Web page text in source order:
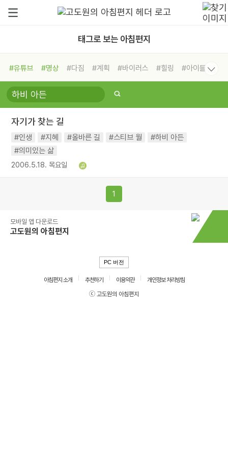
태그로 보는 아침편지
#유튜브 #명상 #다짐 #계획 #바이러스 #힐링
#아이들
#비전캠프
#독서캠프 #삶
#희망
#나눔 #친구 #링컨학교
#독서
#건강 #면역력
자기가 찾는 길
#인생 #지혜 #올바른 길 #스티브 월
#하비 아든
#의미있는 삶
2006.5.18. 목요일
1
모바일 앱 다운로드
고도원의 아침편지
PC 버전
아침편지 소개 추천하기 이용약관
개인정보 처리방침
ⓒ 고도원의 아침편지